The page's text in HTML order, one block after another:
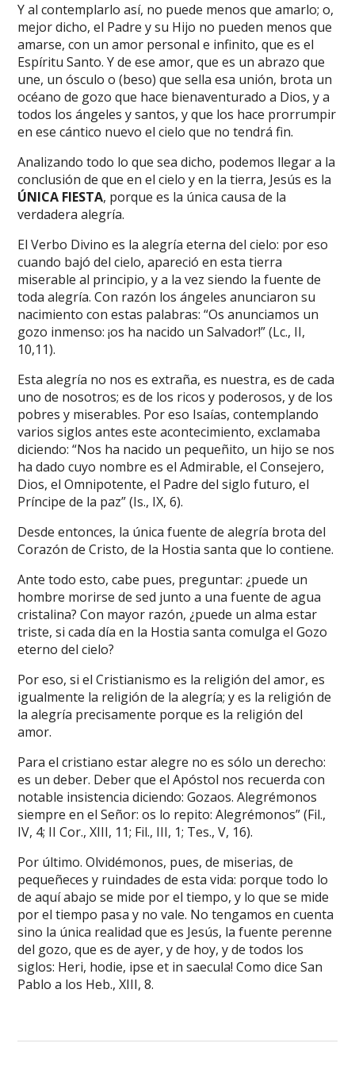
Y al contemplarlo así, no puede menos que amarlo; o,
mejor dicho, el Padre y su Hijo no pueden menos que
amarse, con un amor personal e infinito, que es el
Espíritu Santo. Y de ese amor, que es un abrazo que
une, un ósculo o (beso) que sella esa unión, brota un
océano de gozo que hace bienaventurado a Dios, y a
todos los ángeles y santos, y que los hace prorrumpir
en ese cántico nuevo el cielo que no tendrá fin.
Analizando todo lo que sea dicho, podemos llegar a la
conclusión de que en el cielo y en la tierra, Jesús es la
ÚNICA FIESTA, porque es la única causa de la
verdadera alegría.
El Verbo Divino es la alegría eterna del cielo: por eso
cuando bajó del cielo, apareció en esta tierra
miserable al principio, y a la vez siendo la fuente de
toda alegría. Con razón los ángeles anunciaron su
nacimiento con estas palabras: “Os anunciamos un
gozo inmenso: ¡os ha nacido un Salvador!” (Lc., II,
10,11).
Esta alegría no nos es extraña, es nuestra, es de cada
uno de nosotros; es de los ricos y poderosos, y de los
pobres y miserables. Por eso Isaías, contemplando
varios siglos antes este acontecimiento, exclamaba
diciendo: “Nos ha nacido un pequeñito, un hijo se nos
ha dado cuyo nombre es el Admirable, el Consejero,
Dios, el Omnipotente, el Padre del siglo futuro, el
Príncipe de la paz” (Is., IX, 6).
Desde entonces, la única fuente de alegría brota del
Corazón de Cristo, de la Hostia santa que lo contiene.
Ante todo esto, cabe pues, preguntar: ¿puede un
hombre morirse de sed junto a una fuente de agua
cristalina? Con mayor razón, ¿puede un alma estar
triste, si cada día en la Hostia santa comulga el Gozo
eterno del cielo?
Por eso, si el Cristianismo es la religión del amor, es
igualmente la religión de la alegría; y es la religión de
la alegría precisamente porque es la religión del
amor.
Para el cristiano estar alegre no es sólo un derecho:
es un deber. Deber que el Apóstol nos recuerda con
notable insistencia diciendo: Gozaos. Alegrémonos
siempre en el Señor: os lo repito: Alegrémonos” (Fil.,
IV, 4; II Cor., XIII, 11; Fil., III, 1; Tes., V, 16).
Por último. Olvidémonos, pues, de miserias, de
pequeñeces y ruindades de esta vida: porque todo lo
de aquí abajo se mide por el tiempo, y lo que se mide
por el tiempo pasa y no vale. No tengamos en cuenta
sino la única realidad que es Jesús, la fuente perenne
del gozo, que es de ayer, y de hoy, y de todos los
siglos: Heri, hodie, ipse et in saecula! Como dice San
Pablo a los Heb., XIII, 8.